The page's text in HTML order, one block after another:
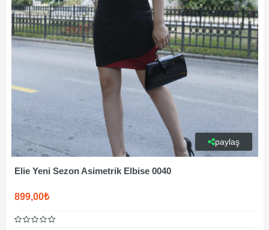
paylaş
Elie Yeni Sezon Asimetrik Elbise 0040
899,00₺